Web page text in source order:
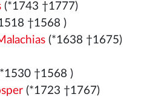
(*1743 †1777)
†1568 )
(*1638 †1675)
†1568 )
(*1723 †1767)